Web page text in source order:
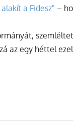
a Fidesz" –
az egy héttel